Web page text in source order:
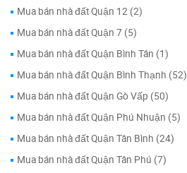
Mua bán nhà đất Quận 12 (2)
Mua bán nhà đất Quận 7 (5)
Mua bán nhà đất Quận Bình Tân (1)
Mua bán nhà đất Quận Bình Thạnh (52)
Mua bán nhà đất Quận Gò Vấp (50)
Mua bán nhà đất Quận Phú Nhuận (5)
Mua bán nhà đất Quận Tân Bình (24)
Mua bán nhà đất Quận Tân Phú (7)